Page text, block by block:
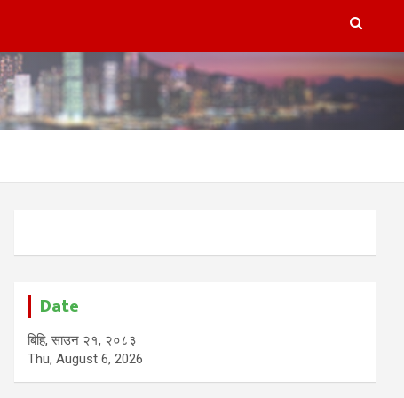
Date
बिहि, साउन २१, २०८३
Thu, August 6, 2026